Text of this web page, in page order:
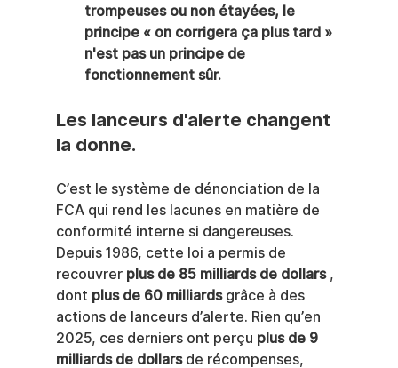
trompeuses ou non étayées, le
principe « on corrigera ça plus tard »
n'est pas un principe de
fonctionnement sûr.
Les lanceurs d'alerte changent
la donne.
C’est le système de dénonciation de la
FCA qui rend les lacunes en matière de
conformité interne si dangereuses.
Depuis 1986, cette loi a permis de
recouvrer plus de 85 milliards de dollars ,
dont plus de 60 milliards grâce à des
actions de lanceurs d’alerte. Rien qu’en
2025, ces derniers ont perçu plus de 9
milliards de dollars de récompenses,